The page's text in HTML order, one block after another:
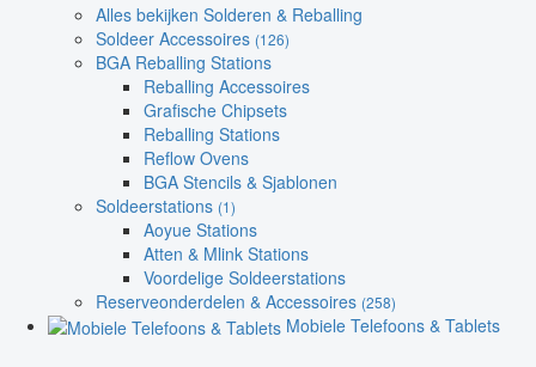
Alles bekijken Solderen & Reballing
Soldeer Accessoires (126)
BGA Reballing Stations
Reballing Accessoires
Grafische Chipsets
Reballing Stations
Reflow Ovens
BGA Stencils & Sjablonen
Soldeerstations (1)
Aoyue Stations
Atten & Mlink Stations
Voordelige Soldeerstations
Reserveonderdelen & Accessoires (258)
Mobiele Telefoons & Tablets